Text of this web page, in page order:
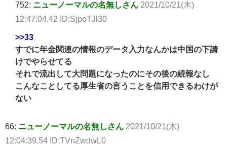
752: ニューノーマルの名無しさん 2021/10/21(木)
12:47:04.42 ID:SjpoTJl30
>>33
すでに年金関連の情報のデータ入力なんかは中国の下請
けでやらせてる
それで流出して大問題になったのにその後の続報なし
こんなことしてる厚生省の言うことを信用できるわけが
ない
66: ニューノーマルの名無しさん 2021/10/21(木)
12:04:39.54 ID:TVnZwdwL0